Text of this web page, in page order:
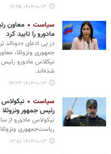
۱۴۰۴-۱۰-۱۳ ۱۴:۲۵
سیاست
معاون
مادورو را تایید کرد
در پی ادعای «دونالد
جمهوری ونزوئلا،
نیکلاس مادورو
شده‌اند.
۱۴۰۴-۱۰-۱۳ ۱۴:۲۳
سیاست
رئیس جمهور ونزوئلا
ریاست‌جمهوری
۱۴۰۴-۱۰-۱۳ ۱۳:۵۱